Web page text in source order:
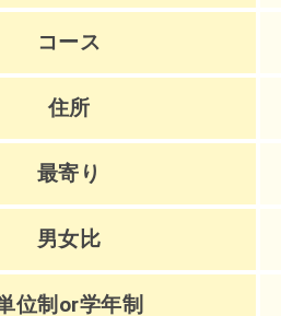
コース
住所
最寄り
男女比
位制or学年制